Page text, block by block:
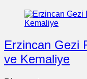
Erzincan Gezi
ve Kemaliye